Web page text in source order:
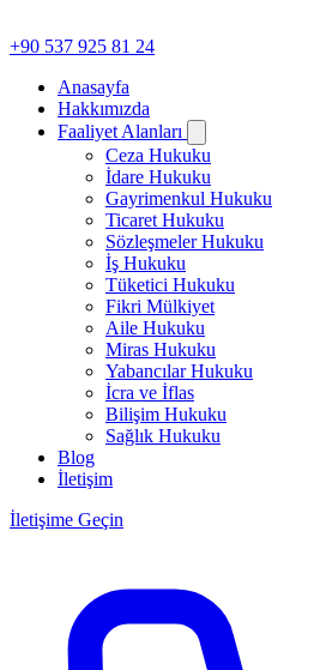
+90 537 925 81 24
Anasayfa
Hakkımızda
Faaliyet Alanları
Ceza Hukuku
İdare Hukuku
Gayrimenkul Hukuku
Ticaret Hukuku
Sözleşmeler Hukuku
İş Hukuku
Tüketici Hukuku
Fikri Mülkiyet
Aile Hukuku
Miras Hukuku
Yabancılar Hukuku
İcra ve İflas
Bilişim Hukuku
Sağlık Hukuku
Blog
İletişim
İletişime Geçin